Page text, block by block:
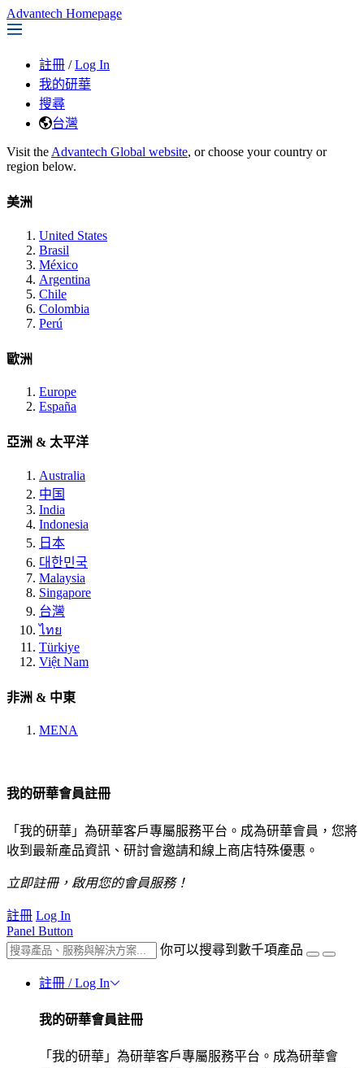
Advantech Homepage
註冊 / Log In
我的研華
搜尋
台灣
Visit the Advantech Global website, or choose your country or
region below.
美洲
United States
Brasil
México
Argentina
Chile
Colombia
Perú
歐洲
Europe
España
亞洲 & 太平洋
Australia
中国
India
Indonesia
日本
대한민국
Malaysia
Singapore
台灣
ไทย
Türkiye
Việt Nam
非洲 & 中東
MENA
我的研華會員註冊
「我的研華」為研華客戶專屬服務平台。成為研華會員，您將
收到最新產品資訊、研討會邀請和線上商店特殊優惠。
立即註冊，啟用您的會員服務！
註冊 Log In
Panel Button
你可以搜尋到數千項產品
註冊 / Log In
我的研華會員註冊
「我的研華」為研華客戶專屬服務平台。成為研華會